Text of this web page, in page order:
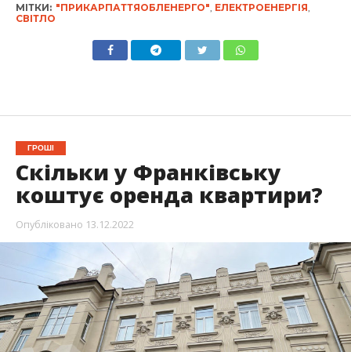
МІТКИ: "ПРИКАРПАТТЯОБЛЕНЕРГО" ЕЛЕКТРОЕНЕРГІЯ
СВІТЛО
ГРОШІ
Скільки у Франківську
коштує оренда квартири?
Опубліковано 13.12.2022